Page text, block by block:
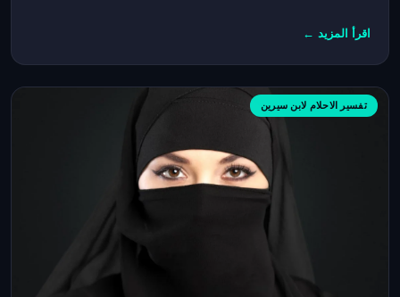
اقرأ المزيد ←
تفسير الاحلام لابن سيرين